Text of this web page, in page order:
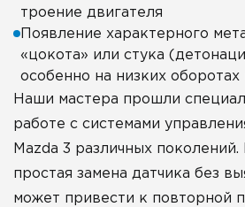
троение двигателя
Появление характерного
«цокота» или стука
особенно на низких оборотах
Наши мастера прошли
работе с системами
Mazda 3 различных
простая замена датчика без
может привести к повторной